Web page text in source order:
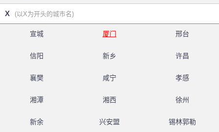
X (以X为开头的城市名)
宣城 厦门 邢台
信阳 新乡 许昌
襄樊 咸宁 孝感
湘潭 湘西 徐州
新余 兴安盟 锡林郭勒